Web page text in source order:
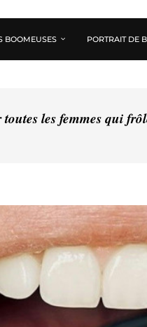
BOOMEUSES PORTRAIT DE
les femmes qui